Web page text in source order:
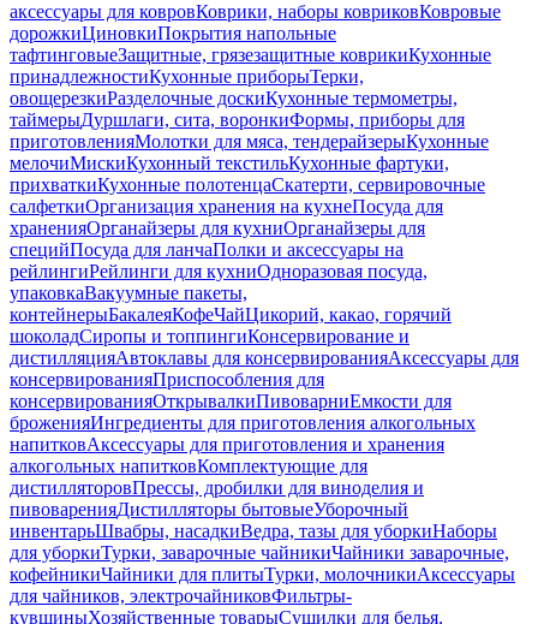
аксессуары для ковровКоврики, наборы ковриковКовровые
дорожкиЦиновкиПокрытия напольные
тафтинговыеЗащитные, грязезащитные коврикиКухонные
принадлежностиКухонные приборыТерки,
овощерезкиРазделочные доскиКухонные термометры,
таймерыДуршлаги, сита, воронкиФормы, приборы для
приготовленияМолотки для мяса, тендерайзерыКухонные
мелочиМискиКухонный текстильКухонные фартуки,
прихваткиКухонные полотенцаСкатерти, сервировочные
салфеткиОрганизация хранения на кухнеПосуда для
храненияОрганайзеры для кухниОрганайзеры для
специйПосуда для ланчаПолки и аксессуары на
рейлингиРейлинги для кухниОдноразовая посуда,
упаковкаВакуумные пакеты,
контейнерыБакалеяКофеЧайЦикорий, какао, горячий
шоколадСиропы и топпингиКонсервирование и
дистилляцияАвтоклавы для консервированияАксессуары для
консервированияПриспособления для
консервированияОткрывалкиПивоварниЕмкости для
броженияИнгредиенты для приготовления алкогольных
напитковАксессуары для приготовления и хранения
алкогольных напитковКомплектующие для
дистилляторовПрессы, дробилки для виноделия и
пивоваренияДистилляторы бытовыеУборочный
инвентарьШвабры, насадкиВедра, тазы для уборкиНаборы
для уборкиТурки, заварочные чайникиЧайники заварочные,
кофейникиЧайники для плитыТурки, молочникиАксессуары
для чайников, электрочайниковФильтры-
кувшиныХозяйственные товарыСушилки для белья,